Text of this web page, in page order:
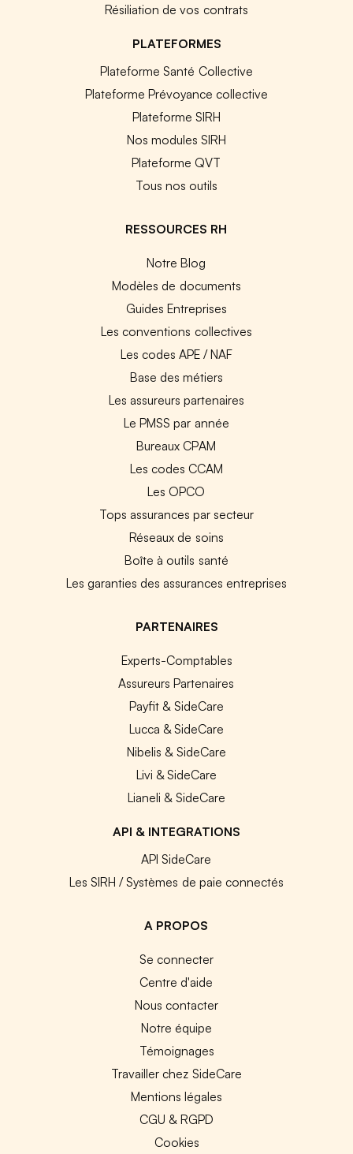
Résiliation de vos contrats
PLATEFORMES
Plateforme Santé Collective
Plateforme Prévoyance collective
Plateforme SIRH
Nos modules SIRH
Plateforme QVT
Tous nos outils
RESSOURCES RH
Notre Blog
Modèles de documents
Guides Entreprises
Les conventions collectives
Les codes APE / NAF
Base des métiers
Les assureurs partenaires
Le PMSS par année
Bureaux CPAM
Les codes CCAM
Les OPCO
Tops assurances par secteur
Réseaux de soins
Boîte à outils santé
Les garanties des assurances entreprises
PARTENAIRES
Experts-Comptables
Assureurs Partenaires
Payfit & SideCare
Lucca & SideCare
Nibelis & SideCare
Livi & SideCare
Lianeli & SideCare
API & INTEGRATIONS
API SideCare
Les SIRH / Systèmes de paie connectés
A PROPOS
Se connecter
Centre d'aide
Nous contacter
Notre équipe
Témoignages
Travailler chez SideCare
Mentions légales
CGU & RGPD
Cookies